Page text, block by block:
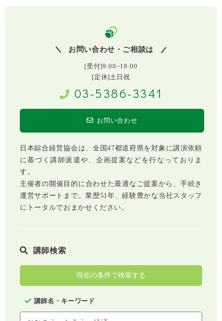
お問い合わせ・ご相談は
[受付]9:00~18:00
[定休]土日祝
03-5386-3341
お問い合わせ
日本綜合経営協会は、全国47都道府県を対象に講演依頼
に基づく講師派遣や、企画提案などを行なっておりま
す。
主催者の開催目的に合わせた最適なご提案から、手続き
運営サポートまで。業歴51年、経験豊かな当社スタッフ
にトータルでおまかせください。
講師検索
現在の条件で検索する
講師名・キーワード